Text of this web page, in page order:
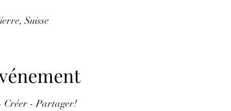
Suisse
Créer - Partager!